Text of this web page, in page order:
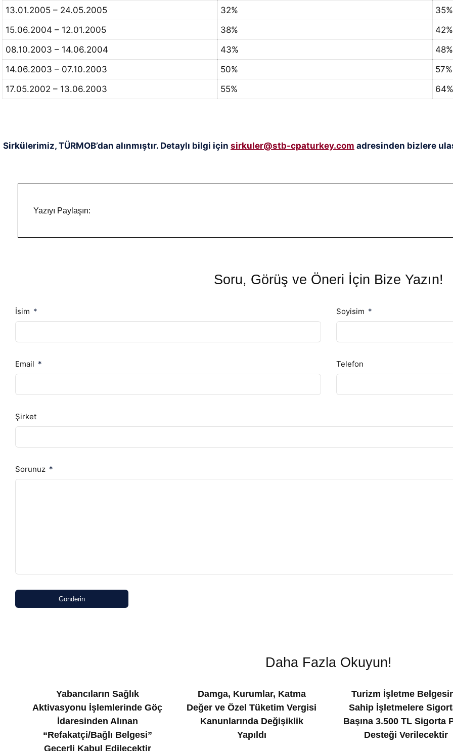
13.01.2005 – 24.05.2005
32%
35%
15.06.2004 – 12.01.2005
38%
42%
08.10.2003 – 14.06.2004
43%
48%
14.06.2003 – 07.10.2003
50%
57%
17.05.2002 – 13.06.2003
55% 64%
Sirkülerimiz, TÜRMOB’dan alınmıştır. Detaylı bilgi için sirkuler@stb-cpaturkey.com adresinden bizlere
Yazıyı Paylaşın:
Soru, Görüş ve Öneri İçin Bize Yazın!
İsim Soyisim
Email Telefon
Şirket
Sorunuz
Gönderin
Daha Fazla Okuyun!
Yabancıların Sağlık
Aktivasyonu İşlemlerinde Göç
İdaresinden Alınan
“Refakatçi/Bağlı Belgesi”
Geçerli Kabul Edilecektir
Damga, Kurumlar, Katma
Değer ve Özel Tüketim Vergisi
Kanunlarında Değişiklik
Yapıldı
Turizm İşletme
Sahip İşletmelere
Başına 3.500 TL Sigorta
Desteği Verilecektir